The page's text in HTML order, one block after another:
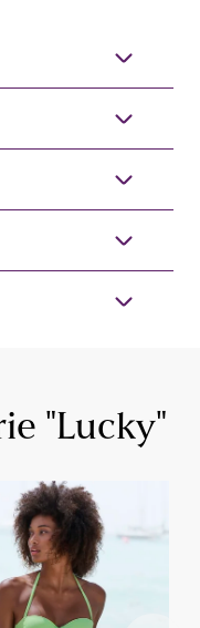
"Lucky"